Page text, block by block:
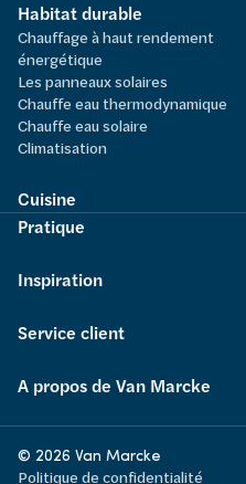
Habitat durable
Chauffage à haut rendement
énergétique
Les panneaux solaires
Chauffe eau thermodynamique
Chauffe eau solaire
Climatisation
Cuisine
Pratique
Inspiration
Service client
A propos de Van Marcke
© 2026 Van Marcke
Politique de confidentialité